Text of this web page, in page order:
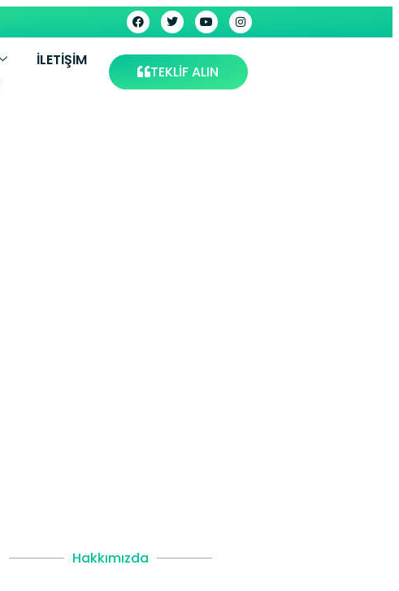
İLETIŞIM
TEKLİF ALIN
Hakkımızda